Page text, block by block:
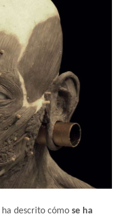
ha descrito cómo se ha